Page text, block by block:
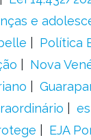
e
Política
Nova
EJA